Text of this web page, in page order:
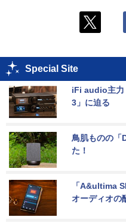
Special Site
iFi audio主力
3」に迫る
鳥肌ものの「
た！
「A&ultima
オーディオの